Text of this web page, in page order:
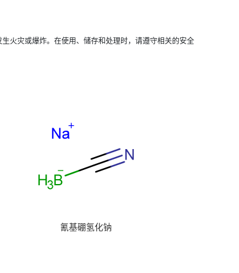
火灾或爆炸。在使用、储存和处理时，请遵守相关的安全
氰基硼氢化钠